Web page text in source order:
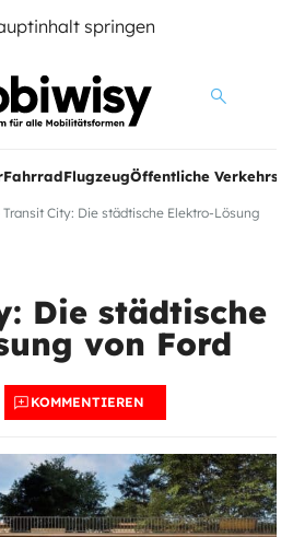
springen
FahrradFlugzeugÖffentliche
Transit City: Die städtische Elektro-Lösung
Die städtische
von Ford
KOMMENTIEREN